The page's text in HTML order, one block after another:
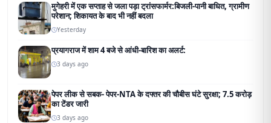
मुगेहरी में एक सप्ताह से जला पड़ा ट्रांसफार्मर:बिजली-पानी बाधित, ग्रामीण
परेशान; शिकायत के बाद भी नहीं बदला
Yesterday
प्रयागराज में शाम 4 बजे से आंधी-बारिश का अलर्ट:
3 days ago
पेपर लीक से सबक- पेपर-NTA के दफ्तर की चौबीस घंटे सुरक्षा; 7.5 करोड़
का टेंडर जारी
3 days ago